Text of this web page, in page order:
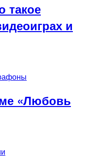
такое
и
«Любовь